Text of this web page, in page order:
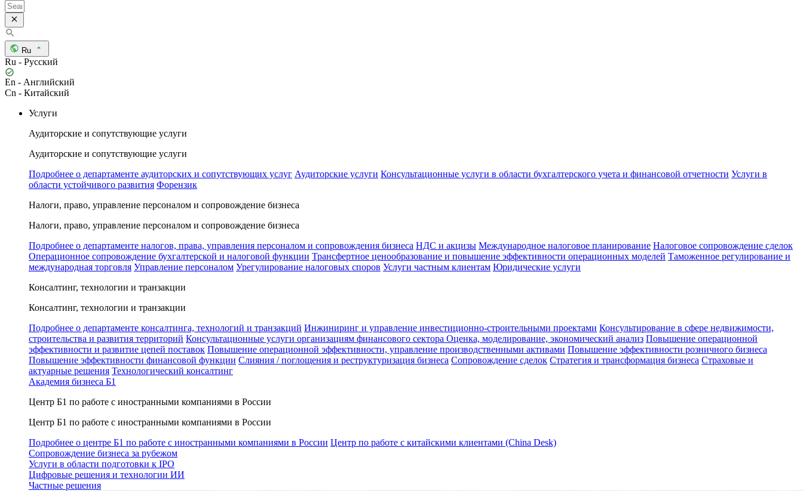
Ru
Ru - Русский
En - Английский
Cn - Китайский
Услуги
Аудиторские и сопутствующие услуги
Аудиторские и сопутствующие услуги
Подробнее о департаменте аудиторских и сопутствующих услуг Аудиторские услуги Консультационные услуги в области бухгалтерского учета и финансовой отчетности Услуги в
области устойчивого развития Форензик
Налоги, право, управление персоналом и сопровождение бизнеса
Налоги, право, управление персоналом и сопровождение бизнеса
Подробнее о департаменте налогов, права, управления персоналом и сопровождения бизнеса НДС и акцизы Международное налоговое планирование Налоговое сопровождение сделок
Операционное сопровождение бухгалтерской и налоговой функции Трансфертное ценообразование и повышение эффективности операционных моделей Таможенное регулирование и
международная торговля Управление персоналом Урегулирование налоговых споров Услуги частным клиентам Юридические услуги
Консалтинг, технологии и транзакции
Консалтинг, технологии и транзакции
Подробнее о департаменте консалтинга, технологий и транзакций Инжиниринг и управление инвестиционно-строительными проектами Консультирование в сфере недвижимости,
строительства и развития территорий Консультационные услуги организациям финансового сектора Оценка, моделирование, экономический анализ Повышение операционной
эффективности и развитие цепей поставок Повышение операционной эффективности, управление производственными активами Повышение эффективности розничного бизнеса
Повышение эффективности финансовой функции Слияния / поглощения и реструктуризация бизнеса Сопровождение сделок Стратегия и трансформация бизнеса Страховые и
актуарные решения Технологический консалтинг
Академия бизнеса Б1
Центр Б1 по работе с иностранными компаниями в России
Центр Б1 по работе с иностранными компаниями в России
Подробнее о центре Б1 по работе с иностранными компаниями в России Центр по работе с китайскими клиентами (China Desk)
Сопровождение бизнеса за рубежом
Услуги в области подготовки к IPO
Цифровые решения и технологии ИИ
Частные решения